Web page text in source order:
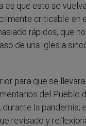
es que esto se
criticable en
rápidos, que
de una iglesia
para que se
del Pueblo
la pandemia;
revisado y